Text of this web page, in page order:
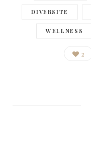
DIVERSITE
WELLNESS
2